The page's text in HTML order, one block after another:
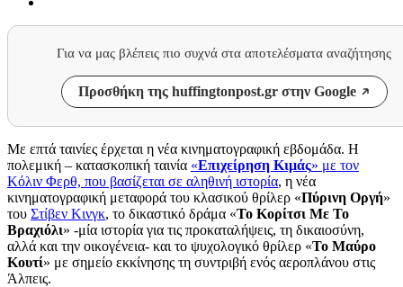
Για να μας βλέπεις πιο συχνά στα αποτελέσματα αναζήτησης
Προσθήκη της huffingtonpost.gr στην Google
Με επτά ταινίες έρχεται η νέα κινηματογραφική εβδομάδα. Η
πολεμική – κατασκοπική ταινία «Επιχείρηση Κιμάς» με τον
Κόλιν Φερθ, που βασίζεται σε αληθινή ιστορία, η νέα
κινηματογραφική μεταφορά του κλασικού θρίλερ «Πύρινη Οργή»
του Στίβεν Κινγκ, το δικαστικό δράμα «Το Κορίτσι Με Το
Βραχιόλι» -μία ιστορία για τις προκαταλήψεις, τη δικαιοσύνη,
αλλά και την οικογένεια- και το ψυχολογικό θρίλερ «Το Μαύρο
Κουτί» με σημείο εκκίνησης τη συντριβή ενός αεροπλάνου στις
Άλπεις.